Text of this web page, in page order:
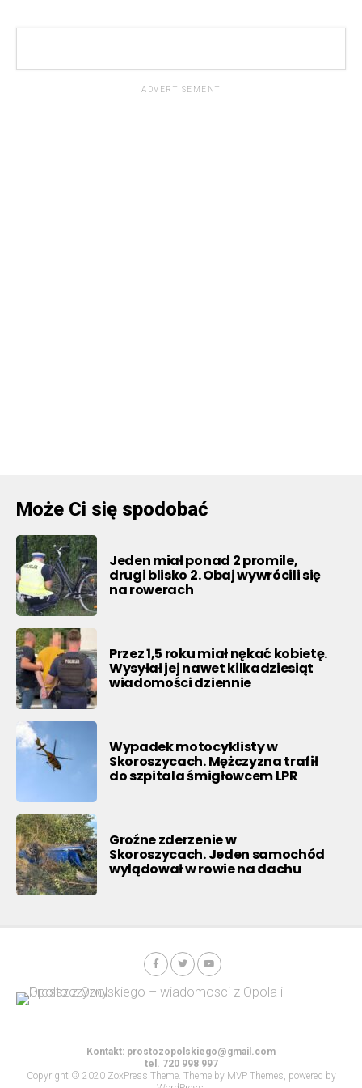
ADVERTISEMENT
Może Ci się spodobać
Jeden miał ponad 2 promile,
drugi blisko 2. Obaj wywrócili się
na rowerach
Przez 1,5 roku miał nękać kobietę.
Wysyłał jej nawet kilkadziesiąt
wiadomości dziennie
Wypadek motocyklisty w
Skoroszycach. Mężczyzna trafił
do szpitala śmigłowcem LPR
Groźne zderzenie w
Skoroszycach. Jeden samochód
wylądował w rowie na dachu
Kontakt: prostozopolskiego@gmail.com
tel. 720 998 997
Copyright © 2020 ZoxPress Theme. Theme by MVP Themes, powered by